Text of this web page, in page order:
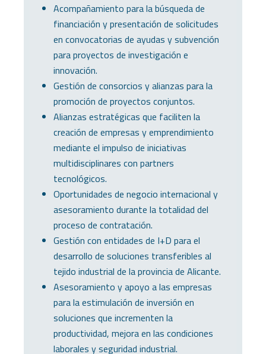
Acompañamiento para la búsqueda de
financiación y presentación de solicitudes
en convocatorias de ayudas y subvención
para proyectos de investigación e
innovación.
Gestión de consorcios y alianzas para la
promoción de proyectos conjuntos.
Alianzas estratégicas que faciliten la
creación de empresas y emprendimiento
mediante el impulso de iniciativas
multidisciplinares con partners
tecnológicos.
Oportunidades de negocio internacional y
asesoramiento durante la totalidad del
proceso de contratación.
Gestión con entidades de I+D para el
desarrollo de soluciones transferibles al
tejido industrial de la provincia de Alicante.
Asesoramiento y apoyo a las empresas
para la estimulación de inversión en
soluciones que incrementen la
productividad, mejora en las condiciones
laborales y seguridad industrial.